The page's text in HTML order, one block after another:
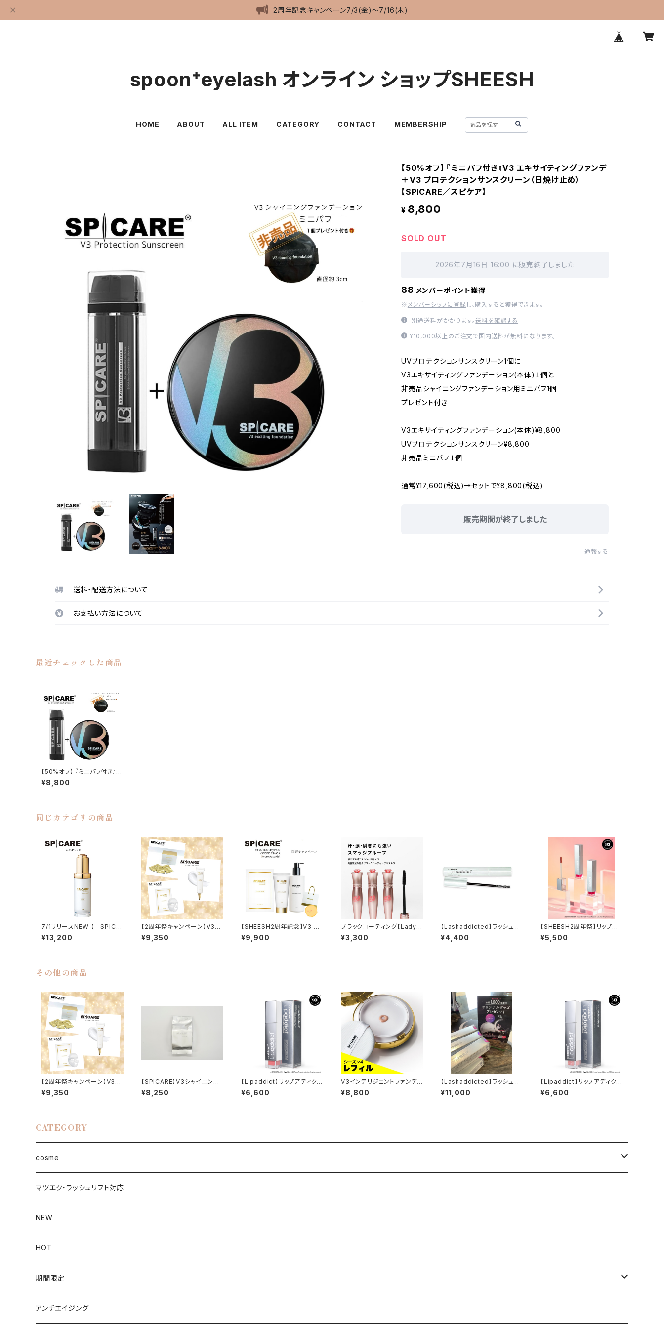
2周年記念キャンペーン7/3(金)〜7/16(木)
spoon⁺eyelash オンライン ショップSHEESH
HOME ABOUT ALL ITEM CATEGORY CONTACT MEMBERSHIP
【50%オフ】 『ミニパフ付き』V3 エキサイティングファンデ
＋V3 プロテクションサンスクリーン（日焼け止め）
【SPICARE／スピケア】
¥ 8,800
SOLD OUT
2026年7月16日 16:00 に販売終了しました
88 メンバーポイント獲得
※ メンバーシップに登録 し、購入すると獲得できます。
別途送料がかかります。送料を確認する
¥10,000以上のご注文で国内送料が無料になります。
UVプロテクションサンスクリーン1個に
V3エキサイティングファンデーション(本体)１個と
非売品シャイニングファンデーション用ミニパフ1個
プレゼント付き
V3エキサイティングファンデーション(本体)¥8,800
UVプロテクションサンスクリーン¥8,800
非売品ミニパフ１個
通常¥17,600(税込)→セットで¥8,800(税込)
販売期間が終了しました
通報する
送料・配送方法について
お支払い方法について
最近チェックした商品
【50%オフ】 『ミニパフ付き』V
3 エキサイティングファンデ＋
V3 プロテクションサンスクリ
¥8,800
同じカテゴリの商品
7/1リリースNEW 【 SPICA
RE 】V3 VSPIC R
¥13,200
【2周年祭キャンペーン】V3
VSPIC Cサンセラム＋Cマ
スク＋デリバリーC 3点セッ
¥9,350
【SHEESH2周年記念】V3 VS
PIC クレイパック＋Cマスク＋
アクアゲル＋オリジナルショッ
¥9,900
ブラックコーティング【Ladyc
oco】ラッシュマスカラ チャ
ームインクリージス
¥3,300
【Lashaddicted】ラッシュア
ディクト メジャーエクステン
ションマスカラ
¥4,400
【SHEESH2周年祭】リップア
ディクト ¥¥6,600(税込)→
¥5,500(税込)
¥5,500
その他の商品
【2周年祭キャンペーン】V3
VSPIC Cサンセラム＋Cマ
スク＋デリバリーC 3点セッ
¥9,350
【SPICARE】V3シャイニング
ファンデーションレフィル（パフ
付き）
¥8,250
【Lipaddict】リップアディクト
207イノセンス
¥6,600
V3インテリジェントファンデ
ーション【詰替】パフ付き
¥8,800
【Lashaddicted】ラッシュア
ディクト アイラッシュ コン
ディショニングセラム アドバ
¥11,000
【Lipaddict】リップアディクト
208ラズルダズル
¥6,600
CATEGORY
cosme
face
ファンデーション
UVケア
eye
まつ毛美容液
マスカラ
Lip
Day
Night
brow
ティント
body
マツエク・ラッシュリフト対応
NEW
HOT
期間限定
キャンペーン
アンチエイジング